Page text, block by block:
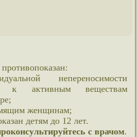
противопоказан:
непереносимости
к активным веществам
женщинам;
детям до 12 лет.
с врачом.